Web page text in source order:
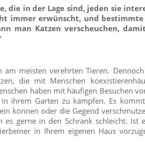
die in der Lage sind, jeden sie
immer erwünscht, und bestimmte
man Katzen verscheuchen,
am meisten verehrten Tieren.
die mit Menschen
haben mit häufigen Besuchen
ihrem Garten zu kämpfen. Es
können oder die Gegend
es gerne in den Schrank schleicht. Ist
in Ihrem eigenen Haus